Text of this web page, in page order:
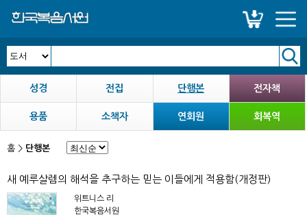
성경 전집 단행본 전자책
용품 소책자 연회원 회복역
홈 > 단행본
새 예루살렘의 해석을 추구하는 믿는 이들에게 적용함(개정판)
위트니스 리
한국복음서원